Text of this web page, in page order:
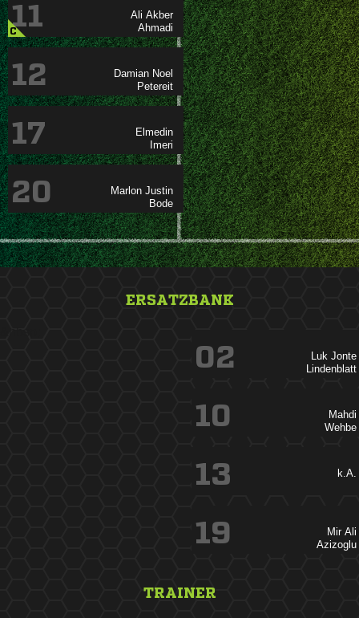
 

11
C
 

12


17
 

20
ERSATZBANK
 

02


10
k.A.
13
 

19
TRAINER